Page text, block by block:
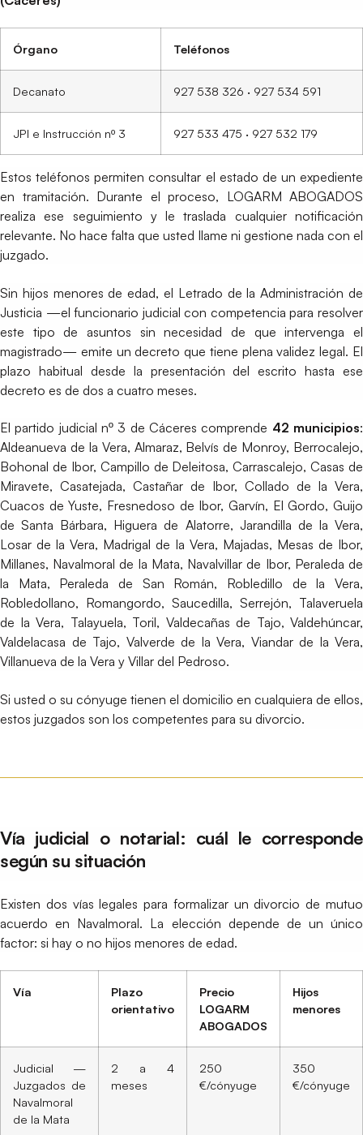
Órgano Teléfonos
Decanato 927 538 326 · 927 534 591
JPI e Instrucción nº 3 927 533 475 · 927 532 179
Estos teléfonos permiten consultar el estado de un expediente
en tramitación. Durante el proceso, LOGARM ABOGADOS
realiza ese seguimiento y le traslada cualquier notificación
relevante. No hace falta que usted llame ni gestione nada con el
juzgado.
Sin hijos menores de edad, el Letrado de la Administración de
Justicia —el funcionario judicial con competencia para resolver
este tipo de asuntos sin necesidad de que intervenga el
magistrado— emite un decreto que tiene plena validez legal. El
plazo habitual desde la presentación del escrito hasta ese
decreto es de dos a cuatro meses.
El partido judicial nº 3 de Cáceres comprende 42 municipios:
Aldeanueva de la Vera, Almaraz, Belvís de Monroy, Berrocalejo,
Bohonal de Ibor, Campillo de Deleitosa, Carrascalejo, Casas de
Miravete, Casatejada, Castañar de Ibor, Collado de la Vera,
Cuacos de Yuste, Fresnedoso de Ibor, Garvín, El Gordo, Guijo
de Santa Bárbara, Higuera de Alatorre, Jarandilla de la Vera,
Losar de la Vera, Madrigal de la Vera, Majadas, Mesas de Ibor,
Millanes, Navalmoral de la Mata, Navalvillar de Ibor, Peraleda de
la Mata, Peraleda de San Román, Robledillo de la Vera,
Robledollano, Romangordo, Saucedilla, Serrejón, Talaveruela
de la Vera, Talayuela, Toril, Valdecañas de Tajo, Valdehúncar,
Valdelacasa de Tajo, Valverde de la Vera, Viandar de la Vera,
Villanueva de la Vera y Villar del Pedroso.
Si usted o su cónyuge tienen el domicilio en cualquiera de ellos,
estos juzgados son los competentes para su divorcio.
Vía judicial o notarial: cuál le corresponde
según su situación
Existen dos vías legales para formalizar un divorcio de mutuo
acuerdo en Navalmoral. La elección depende de un único
factor: si hay o no hijos menores de edad.
Vía
Plazo
orientativo
Precio
LOGARM
ABOGADOS
Hijos
menores
Judicial —
Juzgados de
Navalmoral
de la Mata
2 a 4
meses
250
€/cónyuge
350
€/cónyuge